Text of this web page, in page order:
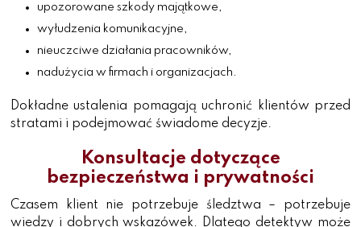
upozorowane szkody majątkowe,
wyłudzenia komunikacyjne,
nieuczciwe działania pracowników,
nadużycia w firmach i organizacjach.
Dokładne ustalenia pomagają uchronić klientów przed
stratami i podejmować świadome decyzje.
Konsultacje dotyczące
bezpieczeństwa i prywatności
Czasem klient nie potrzebuje śledztwa – potrzebuje
wiedzy i dobrych wskazówek. Dlatego detektyw może